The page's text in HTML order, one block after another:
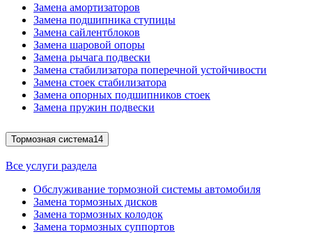
Замена амортизаторов
Замена подшипника ступицы
Замена сайлентблоков
Замена шаровой опоры
Замена рычага подвески
Замена стабилизатора поперечной устойчивости
Замена стоек стабилизатора
Замена опорных подшипников стоек
Замена пружин подвески
Тормозная система14
Все услуги раздела
Обслуживание тормозной системы автомобиля
Замена тормозных дисков
Замена тормозных колодок
Замена тормозных суппортов